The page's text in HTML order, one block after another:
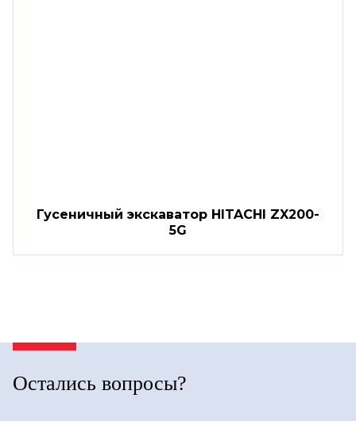
Гусеничный экскаватор HITACHI ZX200-
5G
Остались вопросы?